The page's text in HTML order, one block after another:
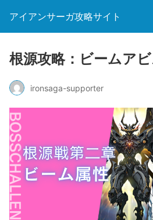
アイアンサーガ攻略サイト
根源攻略：ビームア
ironsaga-supporter